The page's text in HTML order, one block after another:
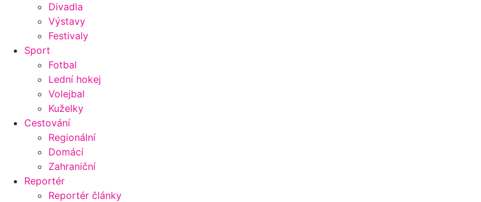
Divadla
Výstavy
Festivaly
Sport
Fotbal
Lední hokej
Volejbal
Kuželky
Cestování
Regionální
Domácí
Zahraniční
Reportér
Reportér články